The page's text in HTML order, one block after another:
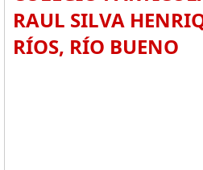
RAUL SILVA
RÍOS, RÍO BUENO